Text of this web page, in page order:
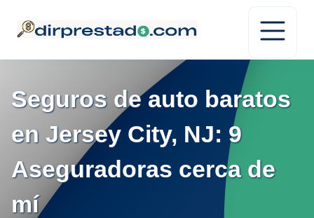
Seguros de auto baratos
en Jersey City, NJ: 9
Aseguradoras cerca de
mí